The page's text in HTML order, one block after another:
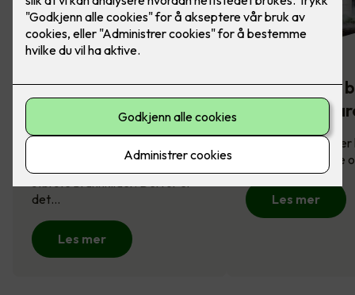
Komfyrvakt -
brannsikkerhet på
kjøkkenet
største brannkilder. Derfor er
det…
Les mer
Slik sikrer du
mot
Brannsikring
derfor viktig å vite
Les mer